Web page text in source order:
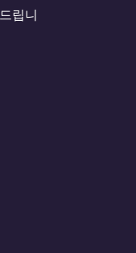
립니